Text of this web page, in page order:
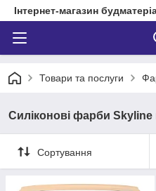
Інтернет-магазин
Товари та послуги
Силіконові фарби
Сортування